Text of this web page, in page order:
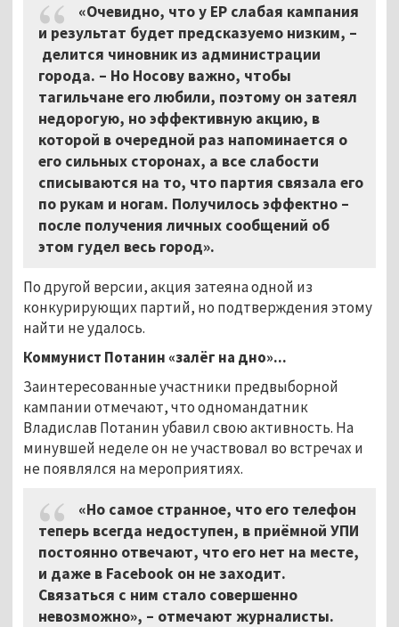
«Очевидно, что у ЕР слабая кампания
и результат будет предсказуемо низким, –
делится чиновник из администрации
города. – Но Носову важно, чтобы
тагильчане его любили, поэтому он затеял
недорогую, но эффективную акцию, в
которой в очередной раз напоминается о
его сильных сторонах, а все слабости
списываются на то, что партия связала его
по рукам и ногам. Получилось эффектно –
после получения личных сообщений об
этом гудел весь город».
По другой версии, акция затеяна одной из
конкурирующих партий, но подтверждения этому
найти не удалось.
Коммунист Потанин «залёг на дно»...
Заинтересованные участники предвыборной
кампании отмечают, что одномандатник
Владислав Потанин убавил свою активность. На
минувшей неделе он не участвовал во встречах и
не появлялся на мероприятиях.
«Но самое странное, что его телефон
теперь всегда недоступен, в приёмной УПИ
постоянно отвечают, что его нет на месте,
и даже в Facebook он не заходит.
Связаться с ним стало совершенно
невозможно», – отмечают журналисты.